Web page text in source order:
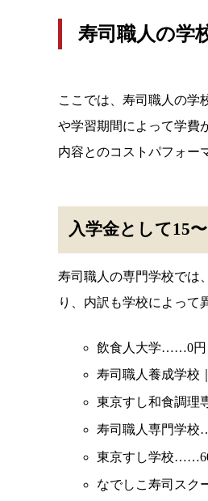
寿司職人の学
ここでは、寿司職人の学
や学習期間によって学費
内容とのコストパフォー
入学金として15
寿司職人の専門学校では
り、内訳も学校によって
飲食人大学……0円
寿司職人養成学校
東京すし和食調理
寿司職人専門学校
東京すし学校
なでしこ寿司スク